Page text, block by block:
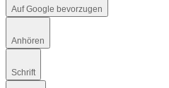
Auf Google bevorzugen
Anhören
Schrift